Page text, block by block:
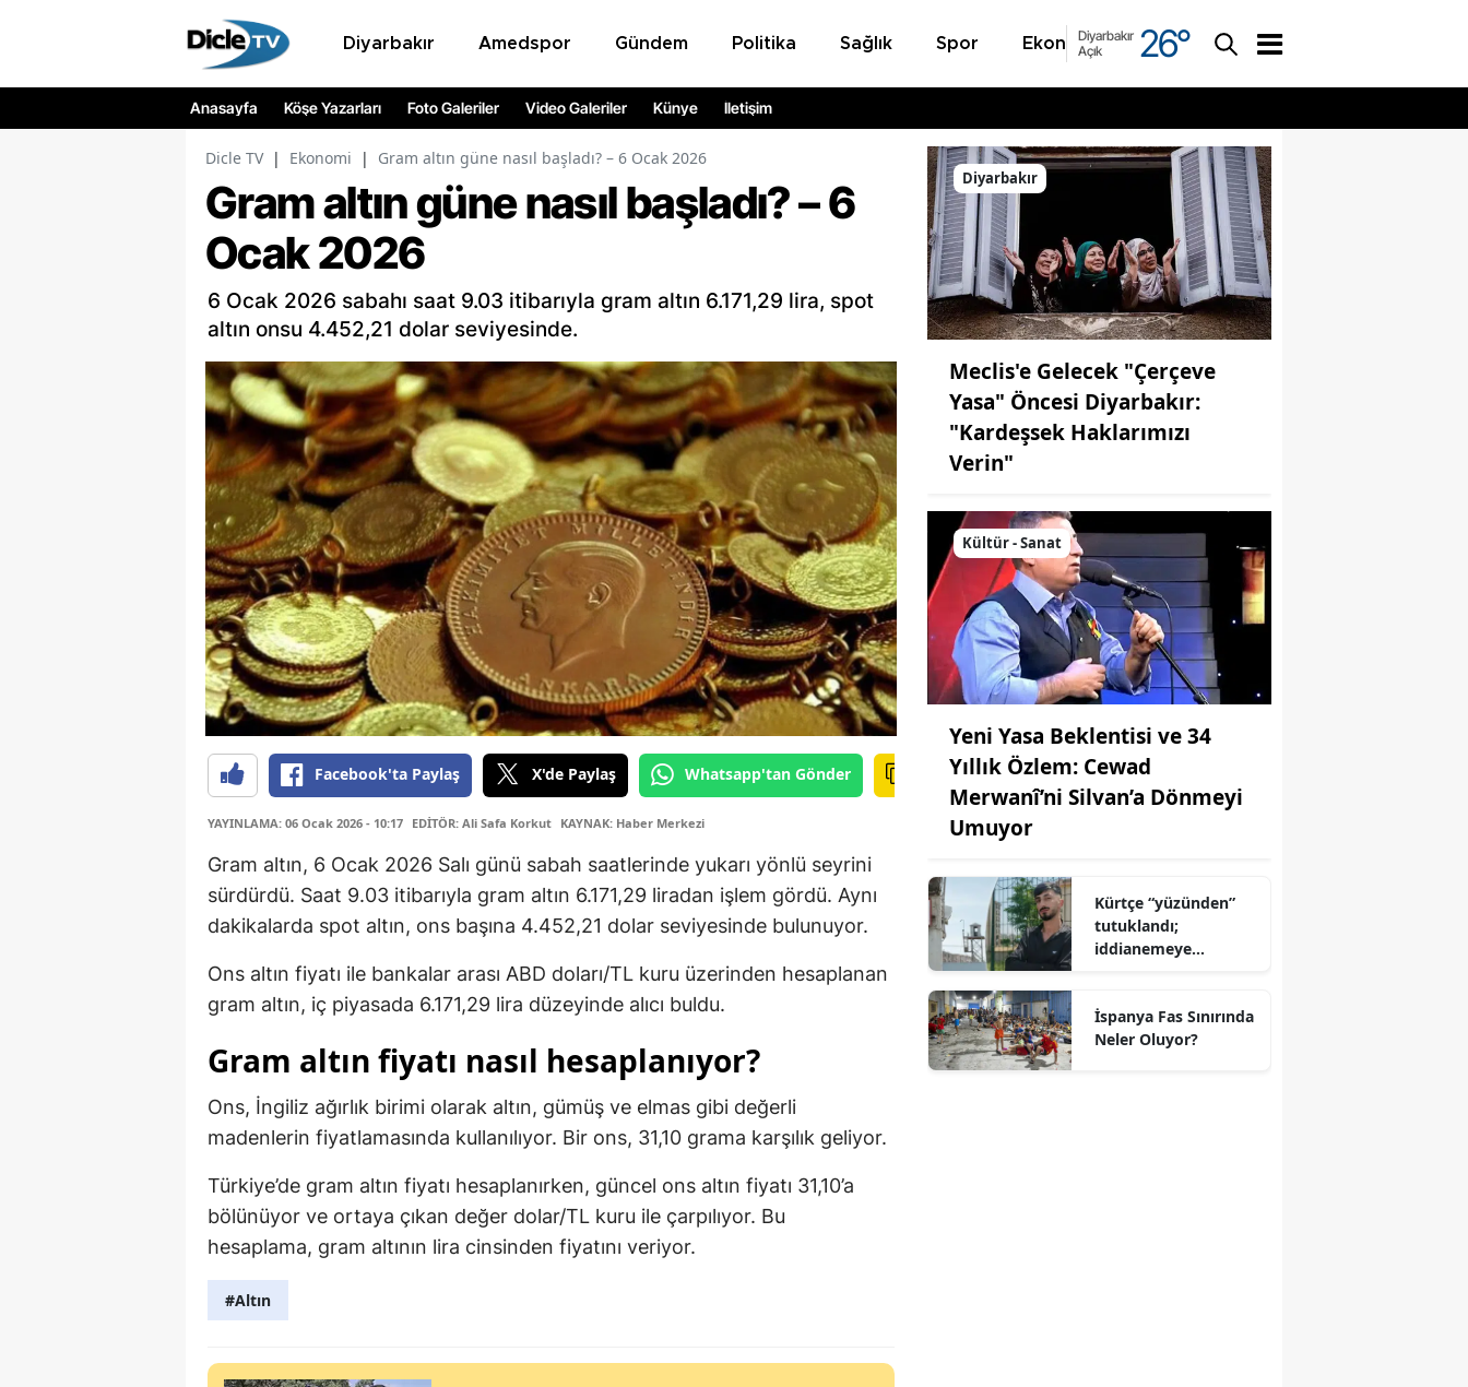
Diyarbakır Amedspor Gündem Politika Sağlık Spor Ekonomi Asayiş
Diyarbakır
Açık
26°
Anasayfa Köşe Yazarları Foto Galeriler Video Galeriler Künye İletişim
Dicle TV | Ekonomi | Gram altın güne nasıl başladı? – 6 Ocak 2026
Gram altın güne nasıl başladı? – 6
Ocak 2026
6 Ocak 2026 sabahı saat 9.03 itibarıyla gram altın 6.171,29 lira, spot
altın onsu 4.452,21 dolar seviyesinde.
Facebook'ta Paylaş X'de Paylaş Whatsapp'tan Gönder
YAYINLAMA: 06 Ocak 2026 - 10:17 EDİTÖR: Ali Safa Korkut KAYNAK: Haber Merkezi
Gram altın, 6 Ocak 2026 Salı günü sabah saatlerinde yukarı yönlü seyrini
sürdürdü. Saat 9.03 itibarıyla gram altın 6.171,29 liradan işlem gördü. Aynı
dakikalarda spot altın, ons başına 4.452,21 dolar seviyesinde bulunuyor.
Ons altın fiyatı ile bankalar arası ABD doları/TL kuru üzerinden hesaplanan
gram altın, iç piyasada 6.171,29 lira düzeyinde alıcı buldu.
Gram altın fiyatı nasıl hesaplanıyor?
Ons, İngiliz ağırlık birimi olarak altın, gümüş ve elmas gibi değerli
madenlerin fiyatlamasında kullanılıyor. Bir ons, 31,10 grama karşılık geliyor.
Türkiye’de gram altın fiyatı hesaplanırken, güncel ons altın fiyatı 31,10’a
bölünüyor ve ortaya çıkan değer dolar/TL kuru ile çarpılıyor. Bu
hesaplama, gram altının lira cinsinden fiyatını veriyor.
#Altın
Diyarbakır
Meclis'e Gelecek "Çerçeve
Yasa" Öncesi Diyarbakır:
"Kardeşsek Haklarımızı
Verin"
Kültür - Sanat
Yeni Yasa Beklentisi ve 34
Yıllık Özlem: Cewad
Merwanî’ni Silvan’a Dönmeyi
Umuyor
Kürtçe “yüzünden”
tutuklandı;
iddianemeye
İspanya Fas Sınırında
Neler Oluyor?